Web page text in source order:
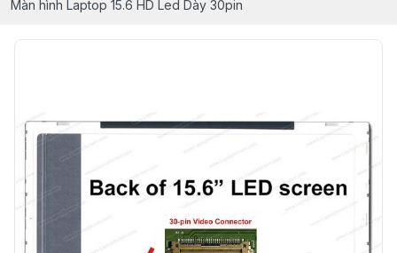
Màn hình Laptop 15.6 HD Led Dày 30pin